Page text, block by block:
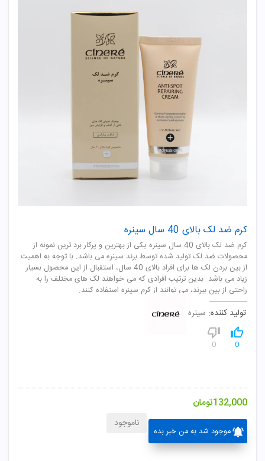
کرم ضد لک بالای 40 سال سینره
کرم ضد لک بالای 40 سال سینره یکی از بهترین و پرکار برد ترین نمونه از
محصولات ضد لک تولید شده توسط برند سینره می باشد. با توجه به اهمیت
از بین بردن لک ها برای افراد بالای 40 سال، استقبال از این محصول بسیار
زیاد می باشد. بدین ترتیب افرادی که می خواهند لک های مختلف را به
راحتی از بین ببرند، می توانند از کرم سینره استفاده کنند.
تولید کننده: سینره
0
0
132,000تومان
موجود شد به من خبر بده
ناموجود